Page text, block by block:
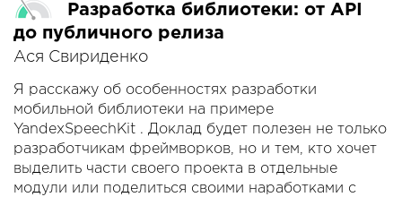
Разработка библиотеки: от API
до публичного релиза
Ася Свириденко
Я расскажу об особенностях разработки
мобильной библиотеки на примере
YandexSpeechKit . Доклад будет полезен не только
разработчикам фреймворков, но и тем, кто хочет
выделить части своего проекта в отдельные
модули или поделиться своими наработками с